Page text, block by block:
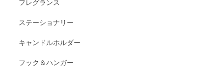
フレグランス
ステーショナリー
キャンドルホルダー
フック＆ハンガー